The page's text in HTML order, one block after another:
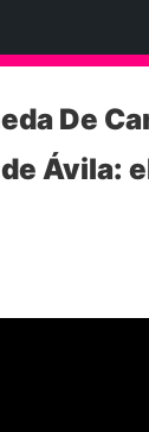
De
Ávila: